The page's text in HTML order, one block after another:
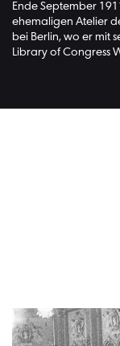
Ende September
ehemaligen Atelier
bei Berlin, wo er mit
Library of Congress